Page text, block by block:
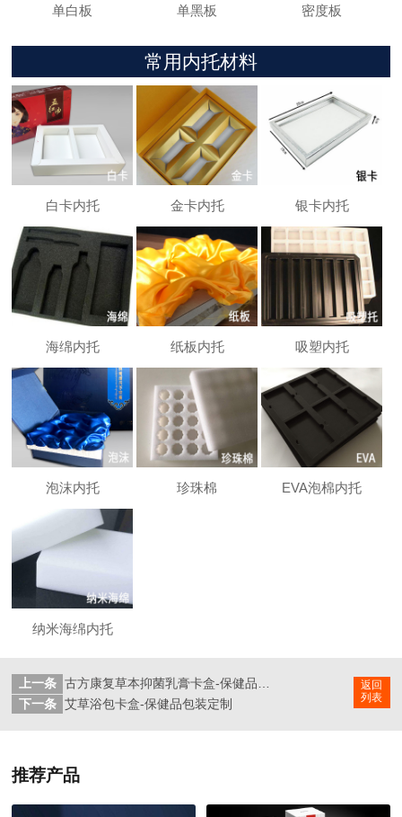
单白板 单黑板 密度板
常用内托材料
白卡内托 金卡内托 银卡内托
海绵内托 纸板内托 吸塑内托
泡沫内托 珍珠棉 EVA泡棉内托
纳米海绵内托
返回
列表
上一条
古方康复草本抑菌乳膏卡盒-保健品包装定制
下一条 艾草浴包卡盒-保健品包装定制
推荐产品